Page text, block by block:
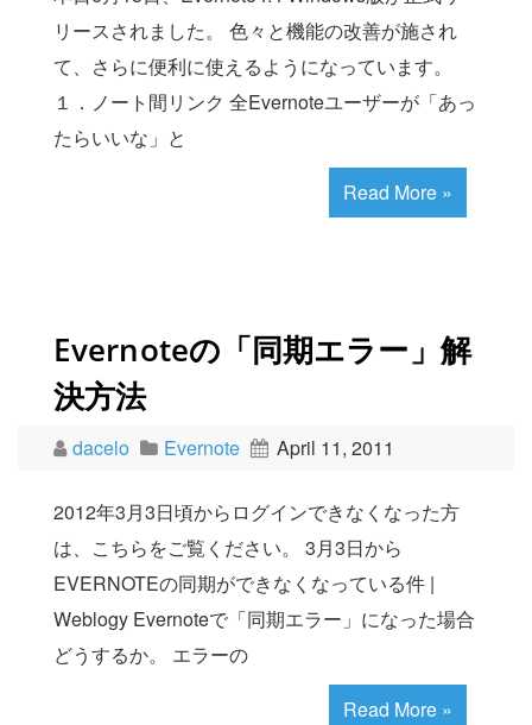
リースされました。 色々と機能の改善が施され
て、さらに便利に使えるようになっています。
１．ノート間リンク 全Evernoteユーザーが「あっ
たらいいな」と
Read More »
Evernoteの「同期エラー」解
決方法
dacelo Evernote April 11, 2011
2012年3月3日頃からログインできなくなった方
は、こちらをご覧ください。 3月3日から
EVERNOTEの同期ができなくなっている件 |
Weblogy Evernoteで「同期エラー」になった場合
どうするか。 エラーの
Read More »